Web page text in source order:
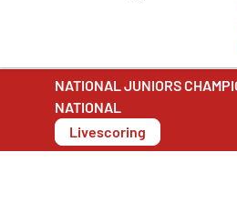
NATIONAL JUNIORS
NATIONAL
Livescoring